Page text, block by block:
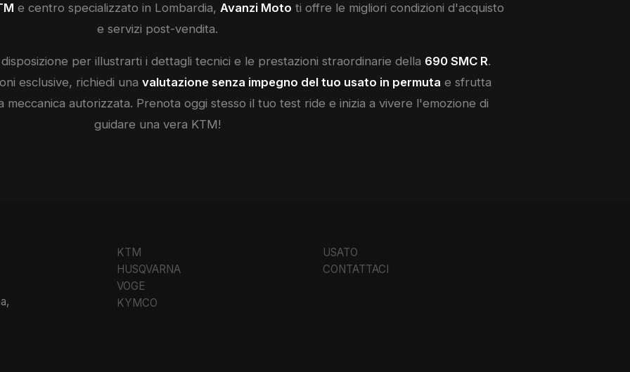
e centro specializzato in Lombardia, Avanzi Moto ti offre le migliori condizioni d'acquisto
e servizi post-vendita.
per illustrarti i dettagli tecnici e le prestazioni straordinarie della 690 SMC R.
esclusive, richiedi una valutazione senza impegno del tuo usato in permuta e sfrutta
autorizzata. Prenota oggi stesso il tuo test ride e inizia a vivere l'emozione di
guidare una vera KTM!
KTM
HUSQVARNA
VOGE
KYMCO
USATO
CONTATTACI